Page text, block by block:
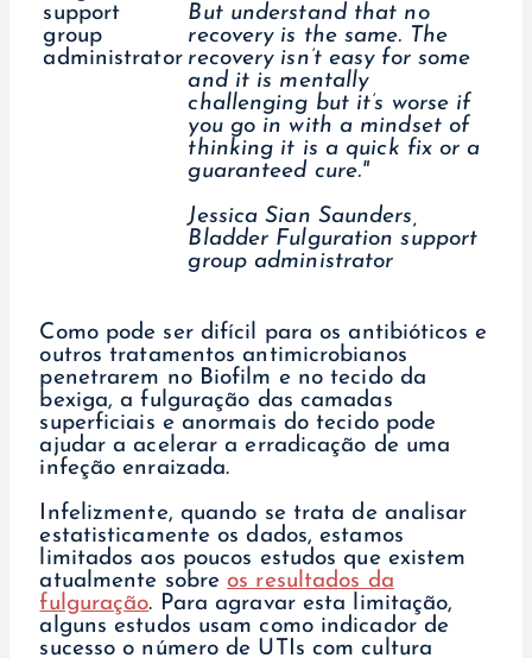
But understand that no
recovery is the same. The
recovery isn’t easy for some
and it is mentally
challenging but it’s worse if
you go in with a mindset of
thinking it is a quick fix or a
guaranteed cure."
Jessica Sian Saunders,
Bladder Fulguration support
group administrator
Como pode ser difícil para os antibióticos e
outros tratamentos antimicrobianos
penetrarem no Biofilm e no tecido da
bexiga, a fulguração das camadas
superficiais e anormais do tecido pode
ajudar a acelerar a erradicação de uma
infeção enraizada.
Infelizmente, quando se trata de analisar
estatisticamente os dados, estamos
limitados aos poucos estudos que existem
atualmente sobre os resultados da
fulguração. Para agravar esta limitação,
alguns estudos usam como indicador de
sucesso o número de UTIs com cultura